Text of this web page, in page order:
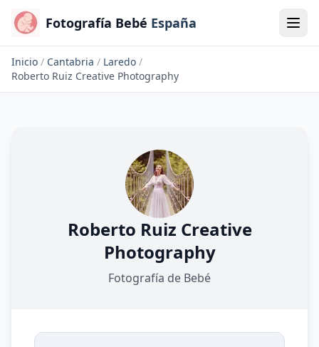
Fotografía Bebé España
Inicio / Cantabria / Laredo /
Roberto Ruiz Creative Photography
Roberto Ruiz Creative
Photography
Fotografía de Bebé